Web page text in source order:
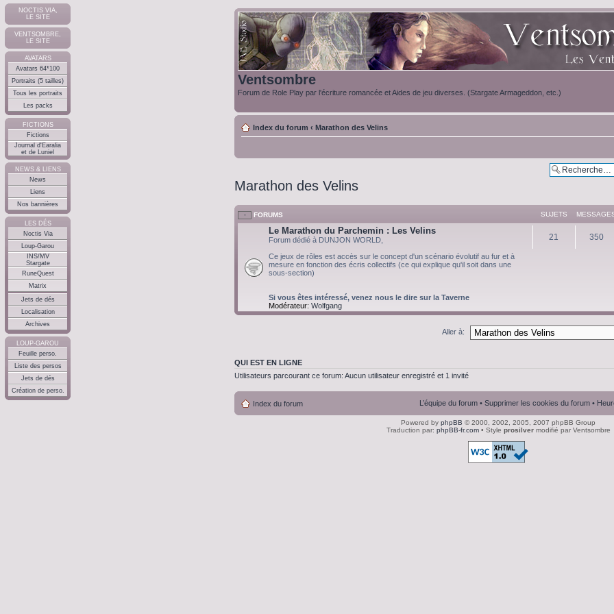
NOCTIS VIA,
LE SITE
VENTSOMBRE,
LE SITE
AVATARS
Avatars 64*100
Portraits (5 tailles)
Tous les portraits
Les packs
FICTIONS
Fictions
Journal d'Earalia
et de Luniel
NEWS & LIENS
News
Liens
Nos bannières
LES DÉS
Noctis Via
Loup-Garou
INS/MV
Stargate
RuneQuest
Matrix
Jets de dés
Localisation
Archives
LOUP-GAROU
Feuille perso.
Liste des persos
Jets de dés
Création de perso.
Ventsombre
Forum de Role Play par l'écriture romancée et Aides de jeu diverses. (Stargate Armageddon, etc.)
Index du forum ‹ Marathon des Velins
Marathon des Velins
FORUMS SUJETS
Le Marathon du Parchemin : Les Velins
Forum dédié à DUNJON WORLD,
Ce jeux de rôles est accès sur le concept d'un scénario évolutif au fur et à
mesure en fonction des écris collectifs (ce qui explique qu'il soit dans une
sous-section)
Si vous êtes intéressé, venez nous le dire sur la Taverne
Modérateur: Wolfgang
21 350
Aller à:
QUI EST EN LIGNE
Utilisateurs parcourant ce forum: Aucun utilisateur enregistré et 1 invité
Index du forum L’équipe du forum • Supprimer les cookies du forum •
Powered by phpBB © 2000, 2002, 2005, 2007 phpBB Group
Traduction par: phpBB-fr.com• Style prosilvermodifié par Ventsombre